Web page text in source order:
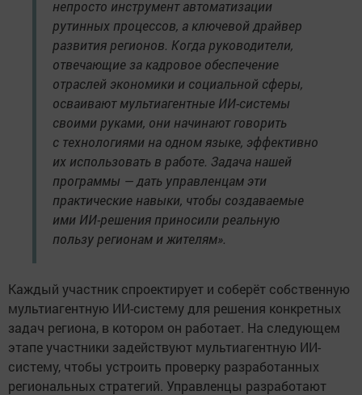
непросто инструмент автоматизации
рутинных процессов, а ключевой драйвер
развития регионов. Когда руководители,
отвечающие за кадровое обеспечение
отраслей экономики и социальной сферы,
осваивают мультиагентные ИИ-системы
своими руками, они начинают говорить
с технологиями на одном языке, эффективно
их использовать в работе. Задача нашей
программы — дать управленцам эти
практические навыки, чтобы создаваемые
ими ИИ-решения приносили реальную
пользу регионам и жителям».
Каждый участник спроектирует и соберёт собственную
мультиагентную ИИ-систему для решения конкретных
задач региона, в котором он работает. На следующем
этапе участники задействуют мультиагентную ИИ-
систему, чтобы устроить проверку разработанных
региональных стратегий. Управленцы разработают